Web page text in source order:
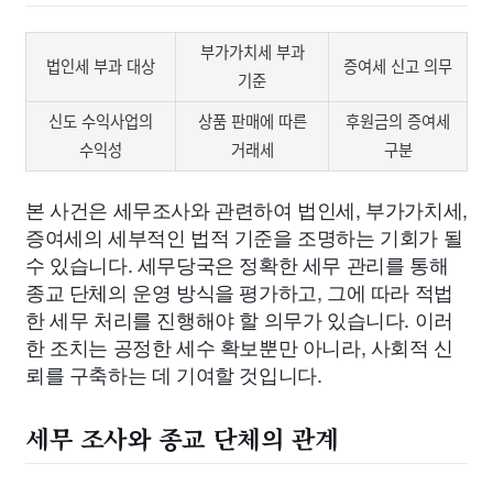
법인세 부과 대상
부가가치세 부과
기준
증여세 신고 의무
신도 수익사업의
수익성
상품 판매에 따른
거래세
후원금의 증여세
구분
본 사건은 세무조사와 관련하여 법인세, 부가가치세,
증여세의 세부적인 법적 기준을 조명하는 기회가 될
수 있습니다. 세무당국은 정확한 세무 관리를 통해
종교 단체의 운영 방식을 평가하고, 그에 따라 적법
한 세무 처리를 진행해야 할 의무가 있습니다. 이러
한 조치는 공정한 세수 확보뿐만 아니라, 사회적 신
뢰를 구축하는 데 기여할 것입니다.
세무 조사와 종교 단체의 관계